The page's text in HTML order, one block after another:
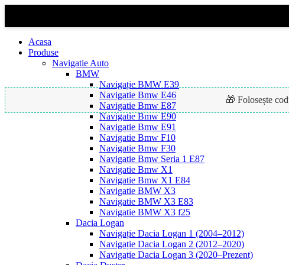
Acasa
Produse
Navigatie Auto
BMW
Navigație BMW E39
Navigatie Bmw E46
Navigatie Bmw E87
Navigatie Bmw E90
Navigatie Bmw E91
Navigatie Bmw F10
Navigatie Bmw F30
Navigatie Bmw Seria 1 E87
Navigatie Bmw X1
Navigatie Bmw X1 E84
Navigatie BMW X3
Navigatie BMW X3 E83
Navigatie BMW X3 f25
Dacia Logan
Navigație Dacia Logan 1 (2004–2012)
Navigație Dacia Logan 2 (2012–2020)
Navigație Dacia Logan 3 (2020–Prezent)
🎁 Folosește